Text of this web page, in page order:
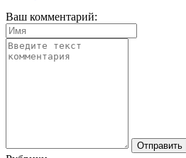
Ваш комментарий: